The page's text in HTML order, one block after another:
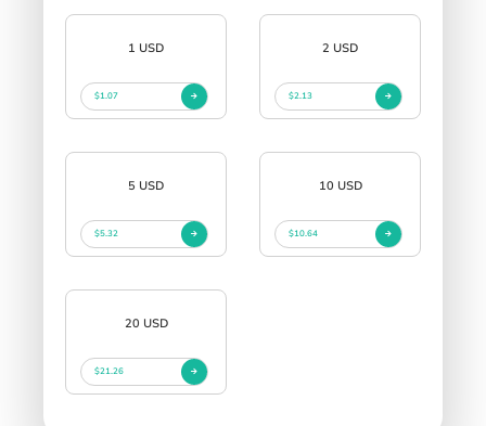
1 USD
$1.07
2 USD
$2.13
5 USD
$5.32
10 USD
$10.64
20 USD
$21.26